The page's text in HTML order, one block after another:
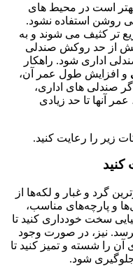
بهتر است در محیط های
روشن استفاده نشود.
تر کثیف می شوند و به
از حد روکش صندلی
اداری شود. راهکار
و افزایش طول عمر آن،
صندلی های اداری،
آنها تا حد زیادی
زیر را رعایت کنید.
کنید
گرد و غبار و لکه‌ها از
و پارچه‌های مناسب،
سخت خودداری کنید تا
نیز، در صورت وجود
را شسته و تمیز کنید تا
شود.